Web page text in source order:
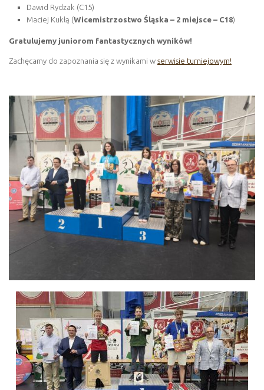
Dawid Rydzak (C15)
Maciej Kukłą (Wicemistrzostwo Śląska – 2 miejsce – C18)
Gratulujemy juniorom fantastycznych wyników!
Zachęcamy do zapoznania się z wynikami w serwisie turniejowym!